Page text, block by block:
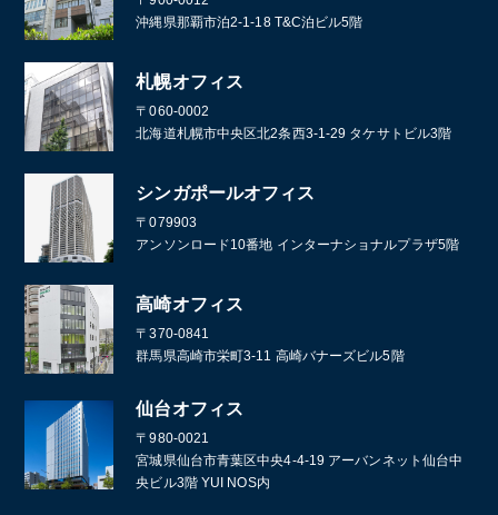
沖縄県那覇市泊2-1-18 T&C泊ビル5階
札幌オフィス
〒060-0002
北海道札幌市中央区北2条西3-1-29 タケサトビル3階
シンガポールオフィス
〒079903
アンソンロード10番地 インターナショナルプラザ5階
高崎オフィス
〒370-0841
群馬県高崎市栄町3-11 高崎バナーズビル5階
仙台オフィス
〒980-0021
宮城県仙台市青葉区中央4-4-19 アーバンネット仙台中
央ビル3階 YUI NOS内